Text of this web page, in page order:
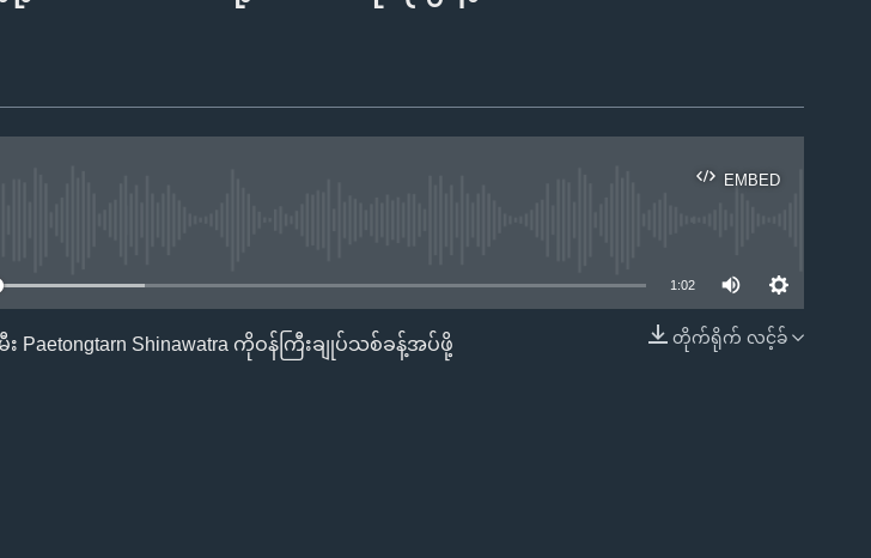
EMBED
EMBED
1:02
တိုက်ရိုက် လင့်ခ်
Paetongtarn Shinawatra ကိုဝန်ကြီးချုပ်သစ်ခန့်အပ်ဖို့